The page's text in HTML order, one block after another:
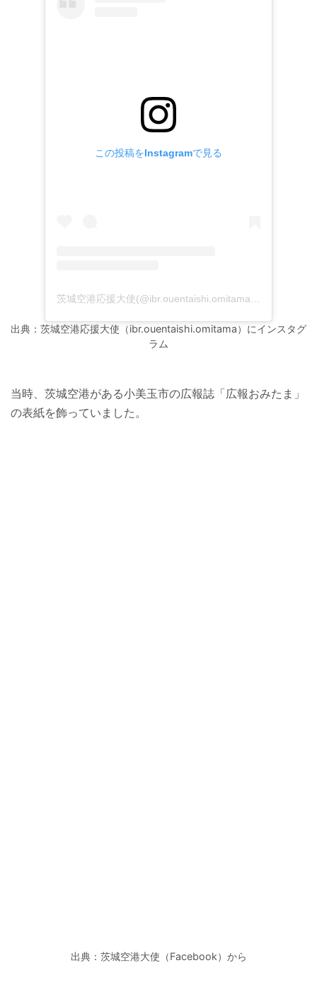
この投稿をInstagramで見る
出典：茨城空港応援大使（ibr.ouentaishi.omitama）にインスタグ
ラム
当時、茨城空港がある小美玉市の広報誌「広報おみたま」
の表紙を飾っていました。
出典：茨城空港大使（Facebook）から